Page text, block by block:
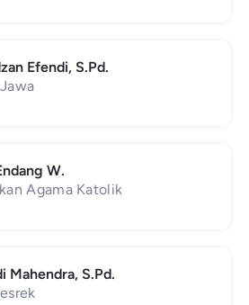
Efendi, S.Pd.
W.
Agama Katolik
Mahendra, S.Pd.